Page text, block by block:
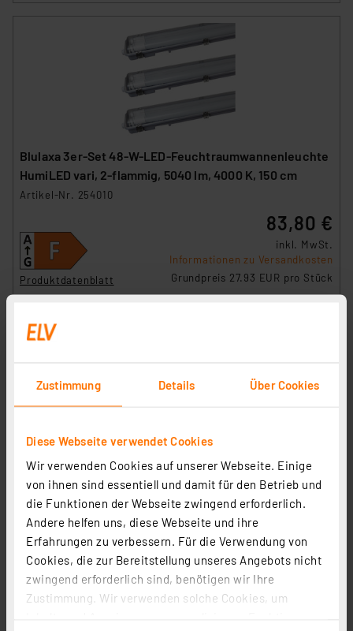
Zustimmung Details Über Cookies
Diese Webseite verwendet Cookies
Wir verwenden Cookies auf unserer Webseite. Einige
von ihnen sind essentiell und damit für den Betrieb und
die Funktionen der Webseite zwingend erforderlich.
Andere helfen uns, diese Webseite und ihre
Erfahrungen zu verbessern. Für die Verwendung von
Cookies, die zur Bereitstellung unseres Angebots nicht
zwingend erforderlich sind, benötigen wir Ihre
Zustimmung. Wir verwenden solche Cookies, um
Blulaxa 3er-Set 48-W-LED-Feuchtraumwannenleuchte
HumiLED vari, 2-flammig, 5040 lm, 4000 K, 150 cm
Artikel-Nr. 254010
Produktdatenblatt
83,80 €
inkl. MwSt.
Informationen zu Versandkosten
Grundpreis 27.93 EUR pro Stück
Blulaxa 9-W-LED-Feuchtraumwannenleuchte HumiLED
vari, 945 lm, 4000 K, IP65, 60 cm
Artikel-Nr. 253029